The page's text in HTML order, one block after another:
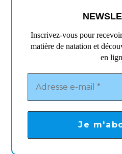
Inscrivez-vous pour
matière de natation et
en